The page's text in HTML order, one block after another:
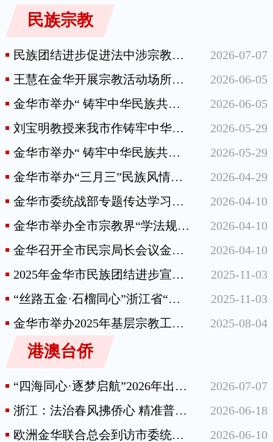
民族宗教
民族团结进步促进法中涉宗教条款解读
2026-07-07
王慧在金华开展宗教活动场所安全检查和接访工作
2026-06-05
金华市举办“ 铸牢中华民族共同体意识·各民族共同富裕能力提升”培训班
2026-06-05
刘宝明教授来我市作铸牢中华民族共同体意识专题宣讲
2026-05-29
金华市举办“ 铸牢中华民族共同体意识·各民族共同富裕能力提升”培训班
2026-05-29
金华市举办“三月三”民族风情旅游文化活动
2026-04-29
金华市委统战部专题传达学习《中华人民共和国民族团结进步促进法》
2026-04-10
金华市举办全市宗教界“学法规、守戒律、重修为、树形象”教育活动推进会暨“法·戒”讲堂启动仪式
2026-04-10
金华召开全市民宗局长会议金华召开全市民宗局长会议
2026-04-10
2025年金华市民族团结进步宣传月暨铸牢中华民族共同体意识百场宣讲在东阳启动
2025-11-03
“丝路五金·石榴同心”浙江省“东迁西归”各族青年互嵌式技能培训活动开班仪式正式启航
2025-11-03
金华市举办2025年基层宗教工作干部培训班
2025-08-04
港澳台侨
“四海同心·逐梦启航”2026年出国留学 规划与经验分享会举行
2026-07-07
浙江：法治春风拂侨心 精准普法护远航
2026-06-18
欧洲金华联合总会到访市委统战部（侨办）、市侨联
2026-06-10